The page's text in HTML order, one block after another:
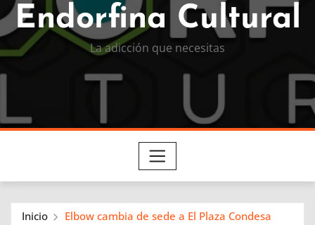
Endorfina Cultural
La adicción que necesitas
Inicio Elbow cambia de sede a El Plaza Condesa